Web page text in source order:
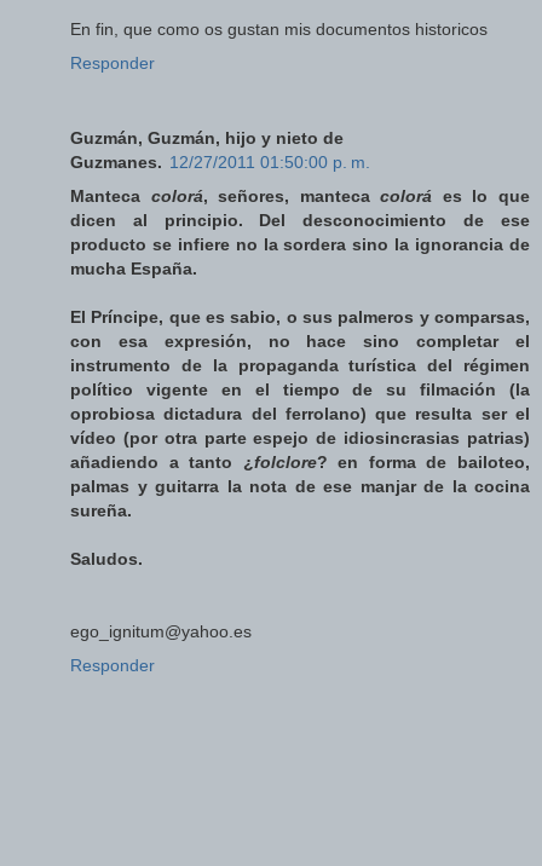
En fin, que como os gustan mis documentos historicos
Responder
Guzmán, Guzmán, hijo y nieto de
Guzmanes. 12/27/2011 01:50:00 p. m.
Manteca colorá, señores, mantecacolorá es lo que
dicen al principio. Del desconocimiento de ese
producto se infiere no la sordera sino la ignorancia de
mucha España.
El Príncipe, que es sabio, o sus palmeros y comparsas,
con esa expresión, no hace sino completar el
instrumento de la propaganda turística del régimen
político vigente en el tiempo de su filmación (la
oprobiosa dictadura del ferrolano) que resulta ser el
vídeo (por otra parte espejo de idiosincrasias patrias)
añadiendo a tanto ¿folclore? en forma de bailoteo,
palmas y guitarra la nota de ese manjar de la cocina
sureña.
Saludos.
ego_ignitum@yahoo.es
Responder